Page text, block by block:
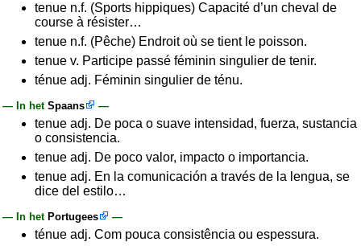
tenue n.f. (Sports hippiques) Capacité d’un cheval de
course à résister…
tenue n.f. (Pêche) Endroit où se tient le poisson.
tenue v. Participe passé féminin singulier de tenir.
ténue adj. Féminin singulier de ténu.
— In het Spaans —
tenue adj. De poca o suave intensidad, fuerza, sustancia
o consistencia.
tenue adj. De poco valor, impacto o importancia.
tenue adj. En la comunicación a través de la lengua, se
dice del estilo…
— In het Portugees —
ténue adj. Com pouca consistência ou espessura.